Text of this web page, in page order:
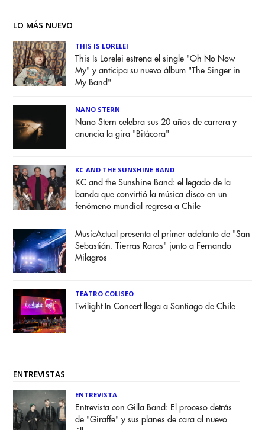
LO MÁS NUEVO
THIS IS LORELEI
This Is Lorelei estrena el single "Oh No Now
My" y anticipa su nuevo álbum "The Singer in
My Band"
NANO STERN
Nano Stern celebra sus 20 años de carrera y
anuncia la gira "Bitácora"
KC AND THE SUNSHINE BAND
KC and the Sunshine Band: el legado de la
banda que convirtió la música disco en un
fenómeno mundial regresa a Chile
MusicActual presenta el primer adelanto de "San
Sebastián. Tierras Raras" junto a Fernando
Milagros
TEATRO COLISEO
Twilight In Concert llega a Santiago de Chile
ENTREVISTAS
ENTREVISTA
Entrevista con Gilla Band: El proceso detrás
de "Giraffe" y sus planes de cara al nuevo